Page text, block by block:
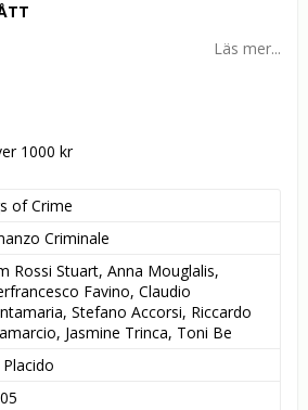
Läs mer...
1000 kr
of Crime
Criminale
Rossi Stuart, Anna Mouglalis,
Favino, Claudio
Stefano Accorsi, Riccardo
Jasmine Trinca, Toni Be